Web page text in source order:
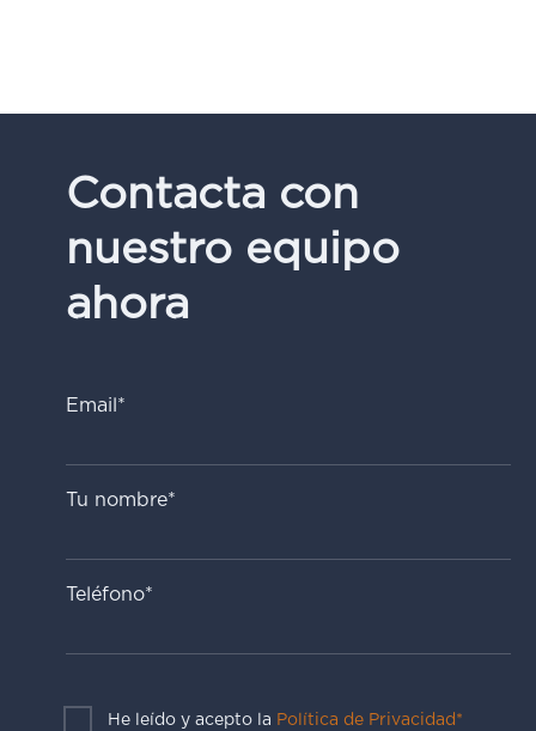
Contacta con
nuestro equipo
ahora
Email*
Tu nombre*
Teléfono*
He leído y acepto la Política de Privacidad*